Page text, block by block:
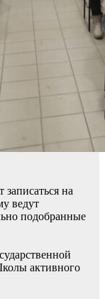
записаться на
ведут
подобранные
активного